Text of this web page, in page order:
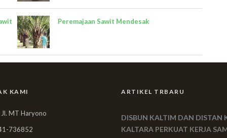
Peremajaan Sawit Mendesak
KAMI
MT Haryono
736852
ARTIKEL TRBARU
DISBUN KALTIM DAN DISTAN
KALTARA PERKUAT KERJA